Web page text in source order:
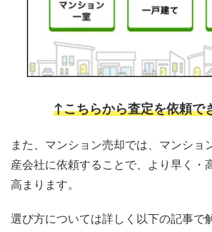
↑こちらから査定を依頼で
また、マンション売却では、マンショ
産会社に依頼することで、より早く・
高まります。
選び方については詳しく以下の記事で